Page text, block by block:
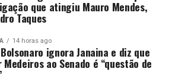
que atingiu Mauro Mendes,
Taques
14 horas ago
ignora Janaina e diz que
ao Senado é “questão de